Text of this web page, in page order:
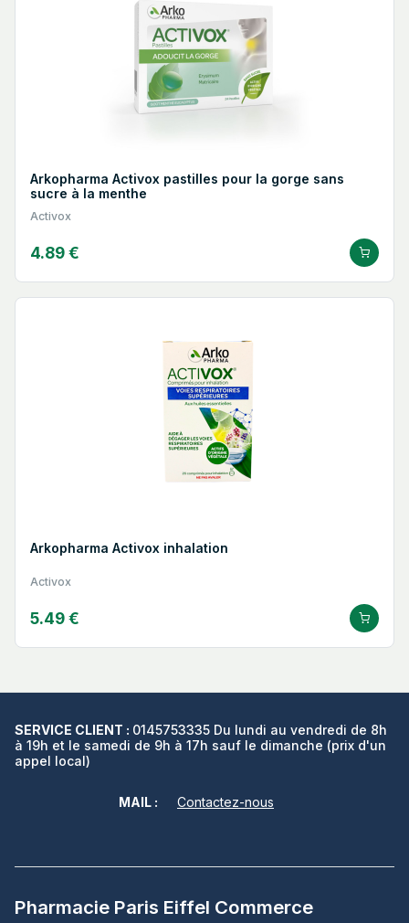
Arkopharma Activox pastilles pour la gorge sans
sucre à la menthe
Activox
4.89 €
Arkopharma Activox inhalation
Activox
5.49 €
SERVICE CLIENT : 0145753335 Du lundi au vendredi de 8h
à 19h et le samedi de 9h à 17h sauf le dimanche (prix d'un
appel local)
MAIL : Contactez-nous
Pharmacie Paris Eiffel Commerce